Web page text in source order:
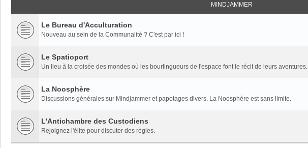
MINDJAMMER
Le Bureau d'Acculturation
Nouveau au sein de la Communalité ? C'est par ici !
Le Spatioport
Un lieu à la croisée des mondes où les bourlingueurs de l'espace font le récit de leurs aventures.
La Noosphère
Discussions générales sur Mindjammer et papotages divers. La Noosphère est sans limite.
L'Antichambre des Custodiens
Rejoignez l'élite pour discuter des règles.